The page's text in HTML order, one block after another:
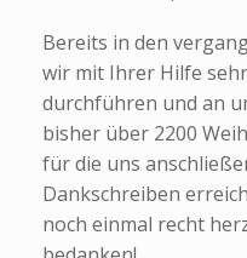
Bereits in den
wir mit Ihrer Hilfe
durchführen und an
bisher über 2200
für die uns
Dankschreiben
noch einmal recht